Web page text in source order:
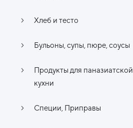
Хлеб и тесто
Бульоны, супы, пюре, соусы
Продукты для паназиатской
кухни
Специи, Приправы